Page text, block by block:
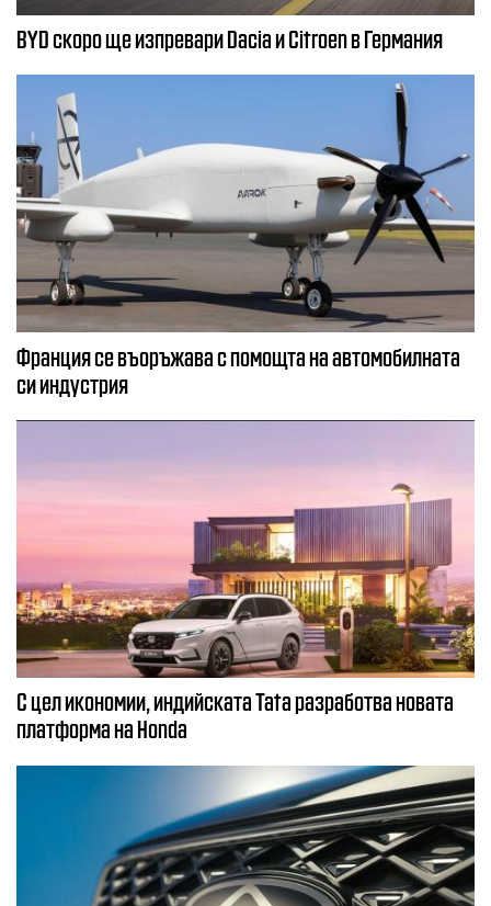
BYD скоро ще изпревари Dacia и Citroеn в Германия
Франция се въоръжава с помощта на автомобилната
си индустрия
С цел икономии, индийската Tata разработва новата
платформа на Honda